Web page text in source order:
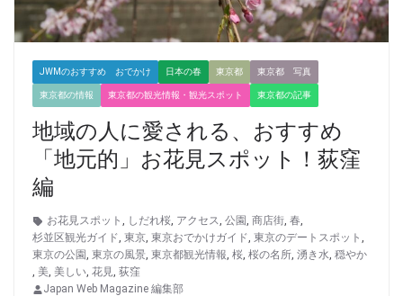
JWMのおすすめ おでかけ 日本の春 東京都 東京都 写真
東京都の情報 東京都の観光情報・観光スポット 東京都の記事
地域の人に愛される、おすすめ
「地元的」お花見スポット！荻窪
編
お花見スポット , しだれ桜, アクセス, 公園, 商店街, 春,
杉並区観光ガイド, 東京, 東京おでかけガイド, 東京のデートスポット ,
東京の公園, 東京の風景, 東京都観光情報, 桜, 桜の名所, 湧き水, 穏やか
, 美, 美しい, 花見, 荻窪
Japan Web Magazine 編集部